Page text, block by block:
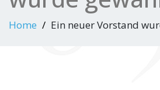
Home Ein neuer Vorstand